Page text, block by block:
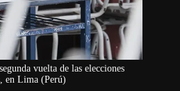
vuelta de las elecciones
en Lima (Perú)